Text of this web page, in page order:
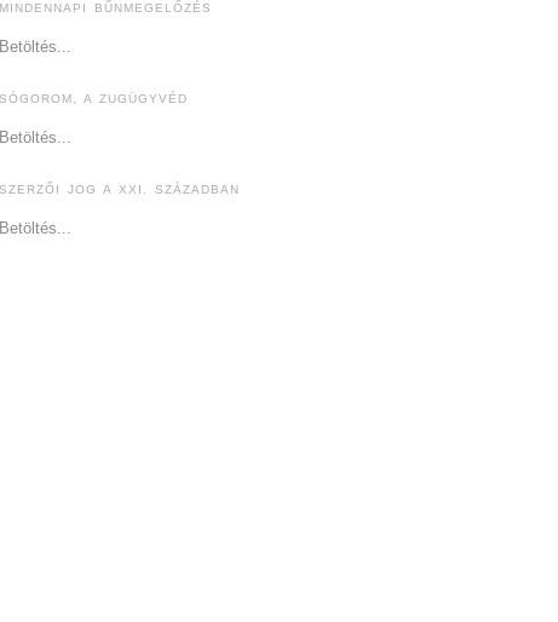
MINDENNAPI BŰNMEGELŐZÉS
Betöltés...
SÓGOROM, A ZUGÜGYVÉD
Betöltés...
SZERZŐI JOG A XXI. SZÁZADBAN
Betöltés...